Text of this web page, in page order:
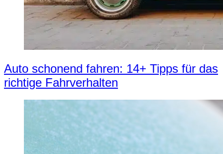
Auto schonend fahren: 14+ Tipps für das
richtige Fahrverhalten